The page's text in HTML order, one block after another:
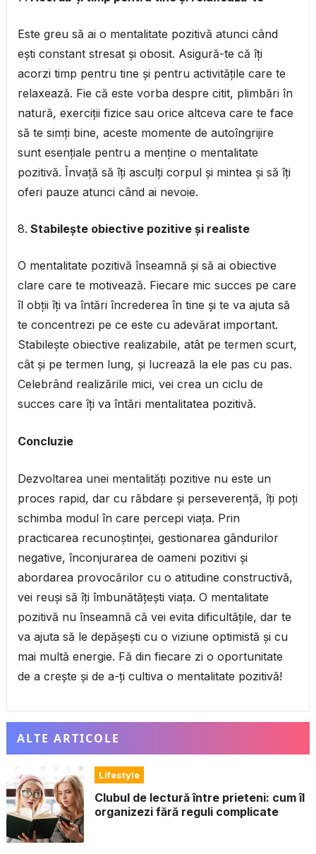
Este greu să ai o mentalitate pozitivă atunci când
ești constant stresat și obosit. Asigură-te că îți
acorzi timp pentru tine și pentru activitățile care te
relaxează. Fie că este vorba despre citit, plimbări în
natură, exerciții fizice sau orice altceva care te face
să te simți bine, aceste momente de autoîngrijire
sunt esențiale pentru a menține o mentalitate
pozitivă. Învață să îți asculți corpul și mintea și să îți
oferi pauze atunci când ai nevoie.
Stabilește obiective pozitive și realiste
O mentalitate pozitivă înseamnă și să ai obiective
clare care te motivează. Fiecare mic succes pe care
îl obții îți va întări încrederea în tine și te va ajuta să
te concentrezi pe ce este cu adevărat important.
Stabilește obiective realizabile, atât pe termen scurt,
cât și pe termen lung, și lucrează la ele pas cu pas.
Celebrând realizările mici, vei crea un ciclu de
succes care îți va întări mentalitatea pozitivă.
Concluzie
Dezvoltarea unei mentalități pozitive nu este un
proces rapid, dar cu răbdare și perseverență, îți poți
schimba modul în care percepi viața. Prin
practicarea recunoștinței, gestionarea gândurilor
negative, înconjurarea de oameni pozitivi și
abordarea provocărilor cu o atitudine constructivă,
vei reuși să îți îmbunătățești viața. O mentalitate
pozitivă nu înseamnă că vei evita dificultățile, dar te
va ajuta să le depășești cu o viziune optimistă și cu
mai multă energie. Fă din fiecare zi o oportunitate
de a crește și de a-ți cultiva o mentalitate pozitivă!
ALTE ARTICOLE
Lifestyle
Clubul de lectură între prieteni: cum îl
organizezi fără reguli complicate